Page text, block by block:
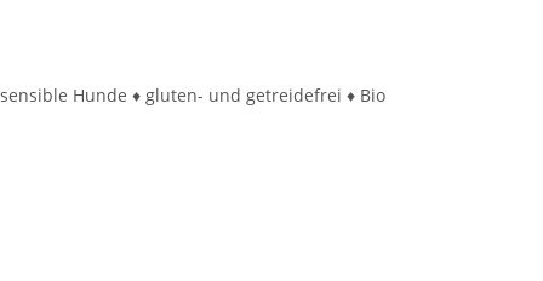
Hunde ♦ gluten- und getreidefrei ♦ Bio